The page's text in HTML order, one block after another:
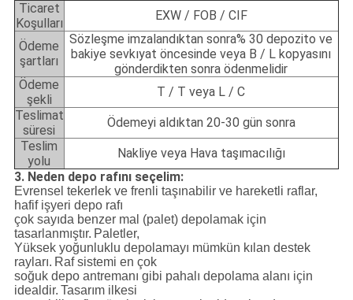
Ticaret
Koşulları
EXW / FOB / CIF
Ödeme
şartları
Sözleşme imzalandıktan sonra% 30 depozito ve
bakiye sevkıyat öncesinde veya B / L kopyasını
gönderdikten sonra ödenmelidir
Ödeme
şekli
T / T veya L / C
Teslimat
süresi
Ödemeyi aldıktan 20-30 gün sonra
Teslim
yolu
Nakliye veya Hava taşımacılığı
3. Neden depo rafını seçelim:
Evrensel tekerlek ve frenli taşınabilir ve hareketli raflar,
hafif işyeri depo rafı
çok sayıda benzer mal (palet) depolamak için
tasarlanmıştır. Paletler,
Yüksek yoğunluklu depolamayı mümkün kılan destek
rayları. Raf sistemi en çok
soğuk depo antremanı gibi pahalı depolama alanı için
idealdir. Tasarım ilkesi